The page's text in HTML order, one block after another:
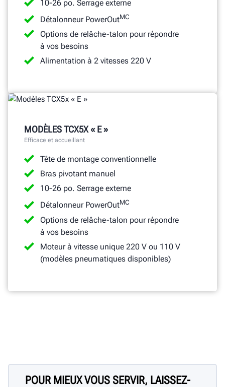
10-26 po. Serrage externe
Détalonneur PowerOutMC
Options de relâche-talon pour répondre
à vos besoins
Alimentation à 2 vitesses 220 V
MODÈLES TCX5X « E »
Efficace et accueillant
Tête de montage conventionnelle
Bras pivotant manuel
10-26 po. Serrage externe
Détalonneur PowerOutMC
Options de relâche-talon pour répondre
à vos besoins
Moteur à vitesse unique 220 V ou 110 V
(modèles pneumatiques disponibles)
POUR MIEUX VOUS SERVIR, LAISSEZ-